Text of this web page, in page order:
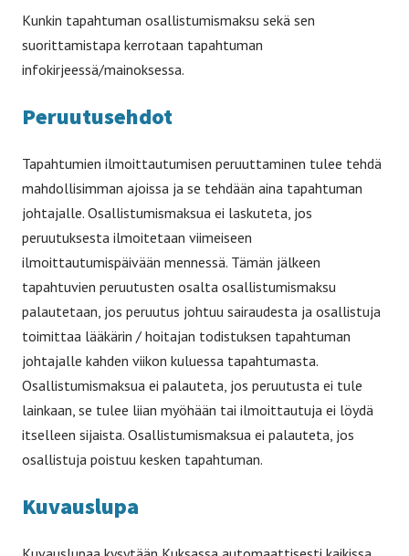
Kunkin tapahtuman osallistumismaksu sekä sen
suorittamistapa kerrotaan tapahtuman
infokirjeessä/mainoksessa.
Peruutusehdot
Tapahtumien ilmoittautumisen peruuttaminen tulee tehdä
mahdollisimman ajoissa ja se tehdään aina tapahtuman
johtajalle. Osallistumismaksua ei laskuteta, jos
peruutuksesta ilmoitetaan viimeiseen
ilmoittautumispäivään mennessä. Tämän jälkeen
tapahtuvien peruutusten osalta osallistumismaksu
palautetaan, jos peruutus johtuu sairaudesta ja osallistuja
toimittaa lääkärin / hoitajan todistuksen tapahtuman
johtajalle kahden viikon kuluessa tapahtumasta.
Osallistumismaksua ei palauteta, jos peruutusta ei tule
lainkaan, se tulee liian myöhään tai ilmoittautuja ei löydä
itselleen sijaista. Osallistumismaksua ei palauteta, jos
osallistuja poistuu kesken tapahtuman.
Kuvauslupa